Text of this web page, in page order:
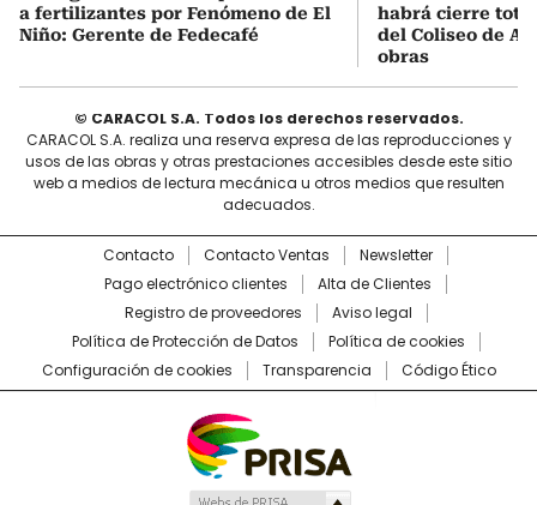
a fertilizantes por Fenómeno de El
Niño: Gerente de Fedecafé
habrá cierre
del Coliseo de
obras
© CARACOL S.A. Todos los derechos reservados.
CARACOL S.A. realiza una reserva expresa de las reproducciones y
usos de las obras y otras prestaciones accesibles desde este sitio
web a medios de lectura mecánica u otros medios que resulten
adecuados.
Contacto Contacto Ventas
Newsletter
Pago electrónico clientes
Alta de Clientes
Registro de proveedores
Aviso legal
Política de Protección de Datos
Política de cookies
Configuración de cookies
Transparencia Código Ético